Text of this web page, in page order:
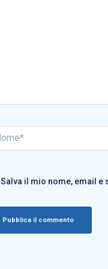
Salva il mio nome, email e